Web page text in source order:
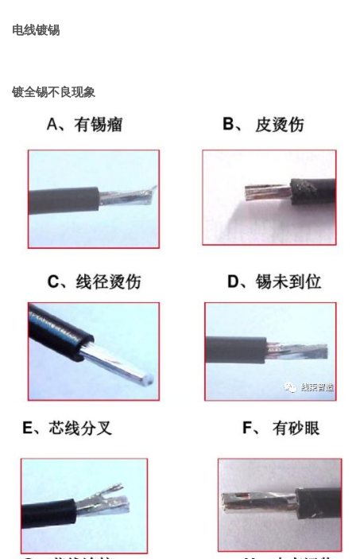
电线镀锡
镀全锡不良现象